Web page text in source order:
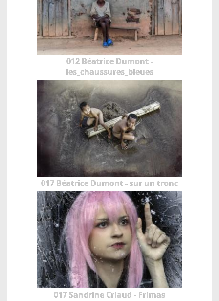
012 Béatrice Dumont -
les_chaussures_bleues
017 Béatrice Dumont - sur un tronc
017 Sandrine Criaud - Frimas